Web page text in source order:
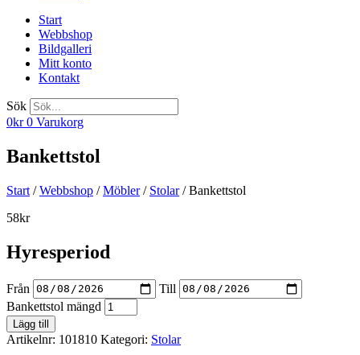
Start
Webbshop
Bildgalleri
Mitt konto
Kontakt
Sök
0kr 0 Varukorg
Bankettstol
Start /Webbshop /Möbler/ Stolar/ Bankettstol
58kr
Hyresperiod
Från
Till
Bankettstol mängd
Lägg till
Artikelnr: 101810 Kategori: Stolar